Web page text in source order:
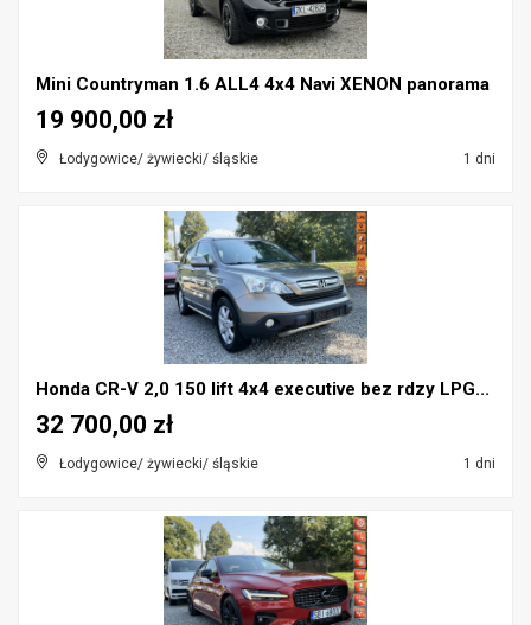
Mini Countryman 1.6 ALL4 4x4 Navi XENON panorama
Łodygowice/ żywiecki/ śląskie 1 dni
19 900,00 zł
Honda CR-V 2,0 150 lift 4x4 executive bez rdzy LPG...
Łodygowice/ żywiecki/ śląskie 1 dni
32 700,00 zł